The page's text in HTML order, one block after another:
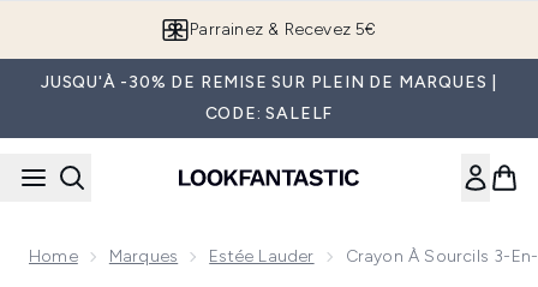
Parrainez & Recevez 5€
JUSQU'À -30% DE REMISE SUR PLEIN DE MARQUES |
CODE: SALELF
Home Marques Estée Lauder Crayon À Sourcils 3-